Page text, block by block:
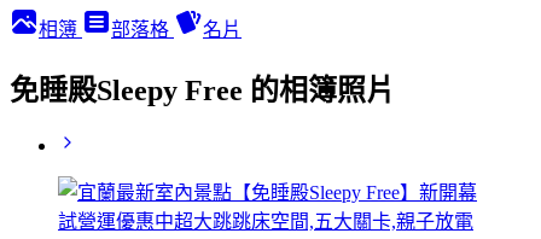
相簿 部落格 名片
免睡殿Sleepy Free 的相簿照片